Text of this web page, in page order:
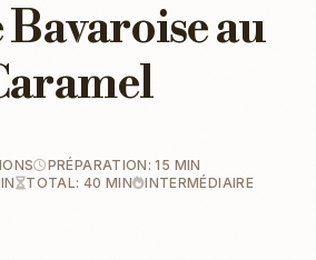
au
PRÉPARATION: 15 MIN
TOTAL: 40 MIN INTERMÉDIAIRE